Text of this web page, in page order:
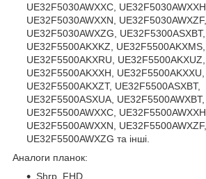
UE32F5030AWXXC, UE32F5030AWXXH,
UE32F5030AWXXN, UE32F5030AWXZF,
UE32F5030AWXZG, UE32F5300ASXBT,
UE32F5500AKXKZ, UE32F5500AKXMS,
UE32F5500AKXRU, UE32F5500AKXUZ,
UE32F5500AKXXH, UE32F5500AKXXU,
UE32F5500AKXZT, UE32F5500ASXBT,
UE32F5500ASXUA, UE32F5500AWXBT,
UE32F5500AWXXC, UE32F5500AWXXH,
UE32F5500AWXXN, UE32F5500AWXZF,
UE32F5500AWXZG та інші.
Аналоги планок:
Shrp_FHD